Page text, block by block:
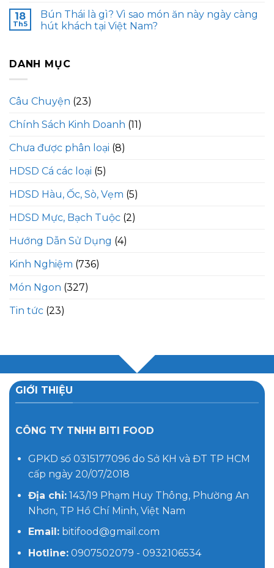
18
Th5
Bún Thái là gì? Vì sao món ăn này ngày càng
hút khách tại Việt Nam?
DANH MỤC
Câu Chuyện (23)
Chính Sách Kinh Doanh (11)
Chưa được phân loại (8)
HDSD Cá các loại (5)
HDSD Hàu, Ốc, Sò, Vẹm (5)
HDSD Mực, Bạch Tuộc (2)
Hướng Dẫn Sử Dụng (4)
Kinh Nghiệm (736)
Món Ngon (327)
Tin tức (23)
GIỚI THIỆU
CÔNG TY TNHH BITI FOOD
GPKD số 0315177096 do Sở KH và ĐT TP HCM
cấp ngày 20/07/2018
Địa chỉ:143/19 Phạm Huy Thông, Phường An
Nhơn, TP Hồ Chí Minh, Việt Nam
Email:bitifood@gmail.com
Hotline:0907502079 - 0932106534